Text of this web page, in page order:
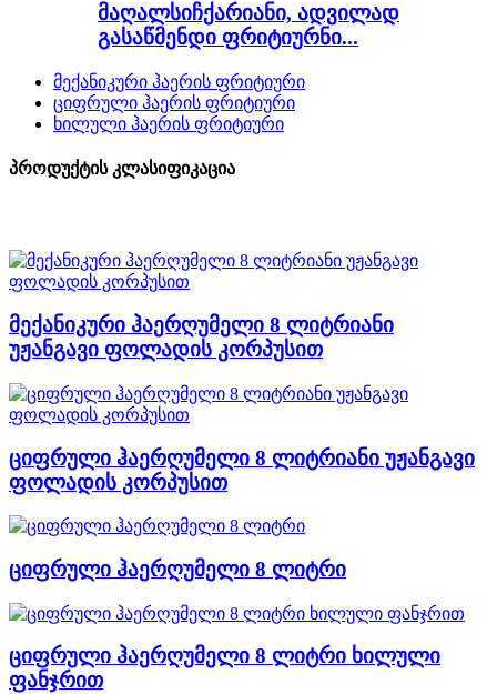
მაღალსიჩქარიანი, ადვილად
გასაწმენდი ფრიტიურნი...
მექანიკური ჰაერის ფრიტიური
ციფრული ჰაერის ფრიტიური
ხილული ჰაერის ფრიტიური
პროდუქტის კლასიფიკაცია
მექანიკური ჰაერღუმელი 8 ლიტრიანი
უჟანგავი ფოლადის კორპუსით
ციფრული ჰაერღუმელი 8 ლიტრიანი უჟანგავი
ფოლადის კორპუსით
ციფრული ჰაერღუმელი 8 ლიტრი
ციფრული ჰაერღუმელი 8 ლიტრი ხილული
ფანჯრით